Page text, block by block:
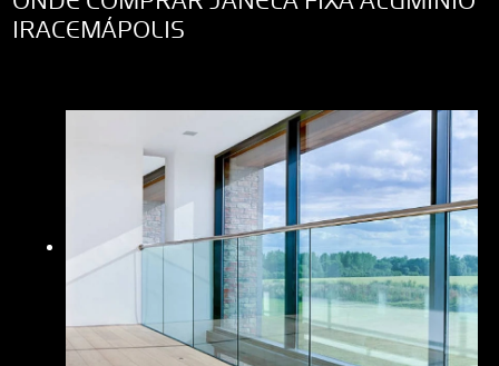
IRACEMÁPOLIS